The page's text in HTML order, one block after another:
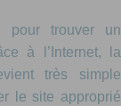
pour trouver un
à l’Internet, la
très simple
le site approprié